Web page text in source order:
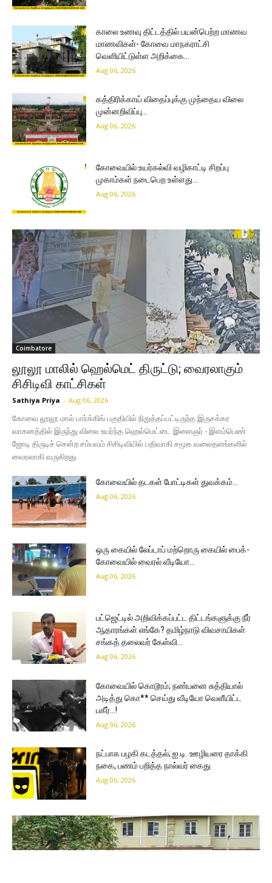
காலை உணவு திட்டத்தில் பயன்பெற்ற மாணவ
மாணவிகள்- கோவை மாநகராட்சி
வெளியிட்டுள்ள அறிக்கை…
Aug 06, 2026
கத்திரிக்காய் விதைப்புக்கு முந்தைய விலை
முன்னறிவிப்பு…
Aug 06, 2026
கோவையில் உயர்கல்வி வழிகாட்டி சிறப்பு
முகாம்கள் நடைபெற உள்ளது…
Aug 06, 2026
Coimbatore
லூலூ மாலில் ஹெல்மெட் திருட்டு; வைரலாகும்
சிசிடிவி காட்சிகள்
Sathiya Priya - Aug 06, 2026
கோவை லூலூ மால் பார்க்கிங் பகுதியில் நிறுத்தப்பட்டிருந்த இருசக்கர
வாகனத்தில் இருந்து விலை உயர்ந்த ஹெல்மெட்டை இளைஞர் - இளம்பெண்
ஜோடி திருடிச் சென்ற சம்பவம் சிசிடிவியில் பதிவாகி சமூக வலைதளங்களில்
வைரலாகி வருகிறது.
கோவையில் தடகள் போட்டிகள் துவக்கம்…
Aug 06, 2026
ஒரு கையில் லேப்டாப் மற்றொரு கையில் பைக்-
கோவையில் வைரல் வீடியோ…
Aug 06, 2026
பட்ஜெட்டில் அறிவிக்கப்பட்ட திட்டங்களுக்கு நீர்
ஆதாரங்கள் எங்கே? தமிழ்நாடு விவசாயிகள்
சங்கத் தலைவர் கேள்வி…
Aug 06, 2026
கோவையில் கொடூரம்; நண்பனை சுத்தியால்
அடித்து கொ** செய்து வீடியோ வெளீயிட்ட
பகீர்…!
Aug 06, 2026
நட்பாக பழகி கடத்தல்; ஐ.டி. ஊழியரை தாக்கி
நகை, பணம் பறித்த நால்வர் கைது
Aug 06, 2026